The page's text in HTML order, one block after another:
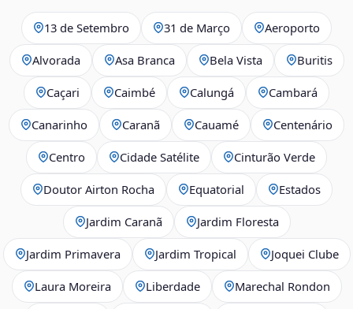
13 de Setembro 31 de Março Aeroporto
Alvorada Asa Branca Bela Vista Buritis
Caçari Caimbé Calungá Cambará
Canarinho Caranã Cauamé Centenário
Centro Cidade Satélite Cinturão Verde
Doutor Airton Rocha Equatorial Estados
Jardim Caranã Jardim Floresta
Jardim Primavera Jardim Tropical Joquei Clube
Laura Moreira Liberdade Marechal Rondon